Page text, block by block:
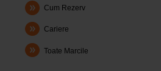
Cum Rezerv
Cariere
Toate Marcile